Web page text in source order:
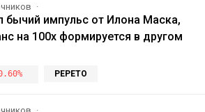
бычий импульс от Илона Маска,
на 100x формируется в другом
PEPETO